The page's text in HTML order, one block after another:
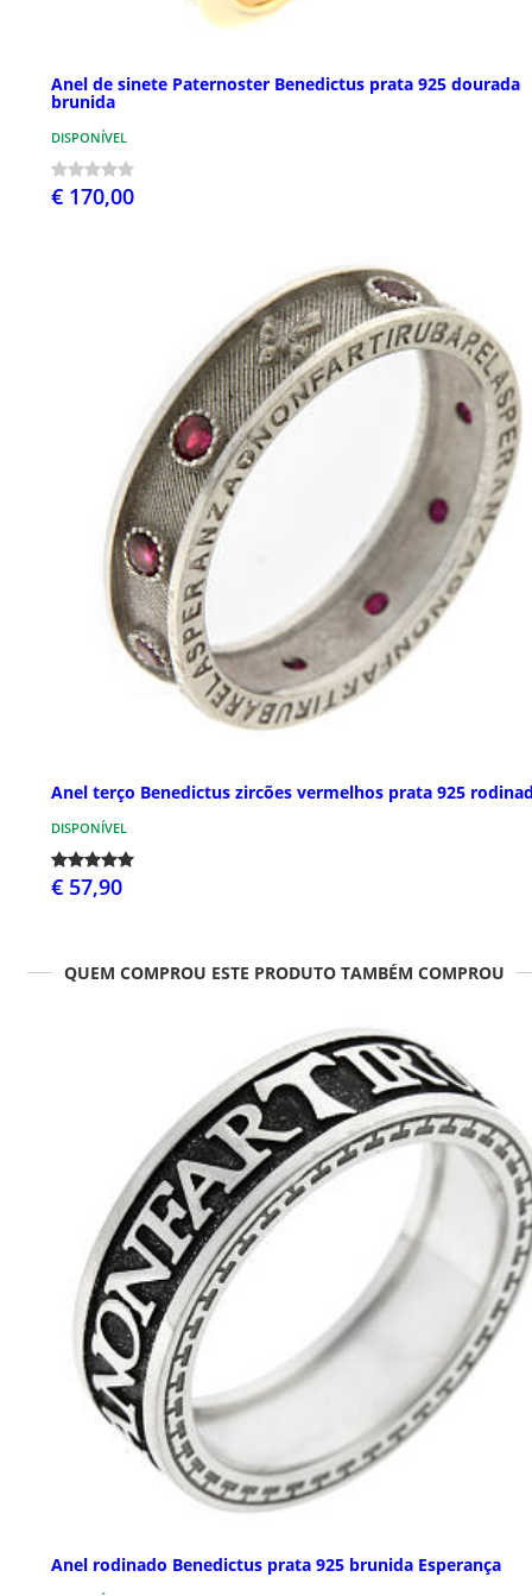
Anel de sinete Paternoster Benedictus prata 925 dourada
brunida
DISPONÍVEL
€ 170,00
Anel terço Benedictus zircões vermelhos prata 925
DISPONÍVEL
€ 57,90
QUEM COMPROU ESTE PRODUTO TAMBÉM COMPROU
Anel rodinado Benedictus prata 925 brunida Esperança